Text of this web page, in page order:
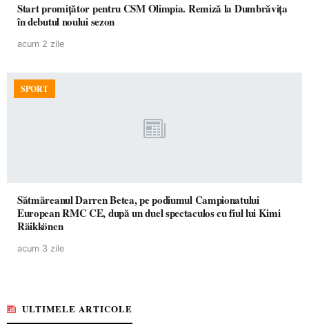
Start promițător pentru CSM Olimpia. Remiză la Dumbrăvița
în debutul noului sezon
acum 2 zile
SPORT
Sătmăreanul Darren Betea, pe podiumul Campionatului
European RMC CE, după un duel spectaculos cu fiul lui Kimi
Räikkönen
acum 3 zile
ULTIMELE ARTICOLE